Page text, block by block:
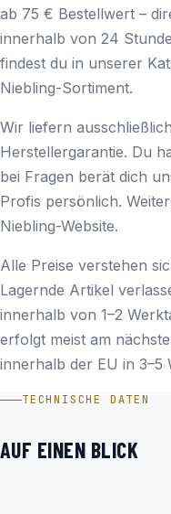
ab 75 € Bestellwert –
innerhalb von 24
findest du in unserer
Niebling-Sortiment.
Wir liefern
Herstellergarantie. Du
bei Fragen berät dich
Profis persönlich.
Niebling-Website.
Alle Preise verstehen
Lagernde Artikel
innerhalb von 1–2
erfolgt meist am
innerhalb der EU in 3–5
TECHNISCHE DATEN
AUF EINEN BLICK